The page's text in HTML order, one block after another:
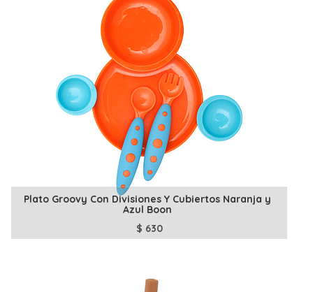
Plato Groovy Con Divisiones Y Cubiertos Naranja y
Azul Boon
$ 630